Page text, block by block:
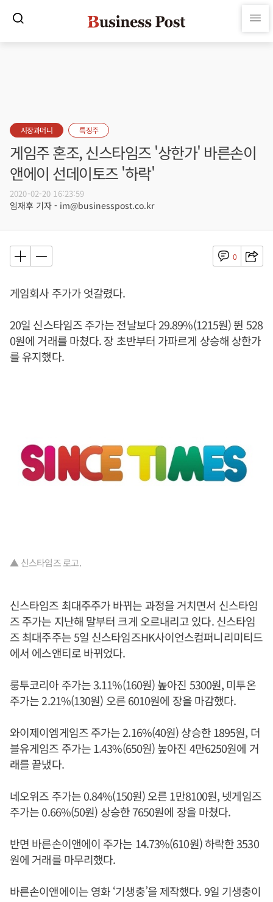
시장과머니 특징주
게임주 혼조, 신스타임즈 '상한가' 바른손이
앤에이 선데이토즈 '하락'
2020-02-20 16:23:59
임재후 기자 - im@businesspost.co.kr
0
게임회사 주가가 엇갈렸다.
20일 신스타임즈 주가는 전날보다 29.89%(1215원) 뛴 528
0원에 거래를 마쳤다. 장 초반부터 가파르게 상승해 상한가
를 유지했다.
▲ 신스타임즈 로고.
신스타임즈 최대주주가 바뀌는 과정을 거치면서 신스타임
즈 주가는 지난해 말부터 크게 오르내리고 있다. 신스타임
즈 최대주주는 5일 신스타임즈HK사이언스컴퍼니리미티드
에서 에스앤티로 바뀌었다.
룽투코리아 주가는 3.11%(160원) 높아진 5300원, 미투온
주가는 2.21%(130원) 오른 6010원에 장을 마감했다.
와이제이엠게임즈 주가는 2.16%(40원) 상승한 1895원, 더
블유게임즈 주가는 1.43%(650원) 높아진 4만6250원에 거
래를 끝냈다.
네오위즈 주가는 0.84%(150원) 오른 1만8100원, 넷게임즈
주가는 0.66%(50원) 상승한 7650원에 장을 마쳤다.
반면 바른손이앤에이 주가는 14.73%(610원) 하락한 3530
원에 거래를 마무리했다.
바른손이앤에이는 영화 ‘기생충’을 제작했다. 9일 기생충이